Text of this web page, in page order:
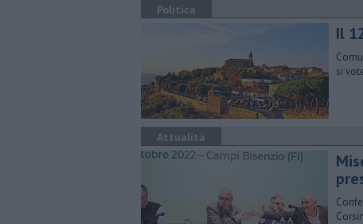
Politica
Il
si
Attualità